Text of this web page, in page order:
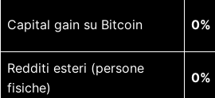
Capital gain su Bitcoin 0%
Redditi esteri (persone
fisiche)
0%